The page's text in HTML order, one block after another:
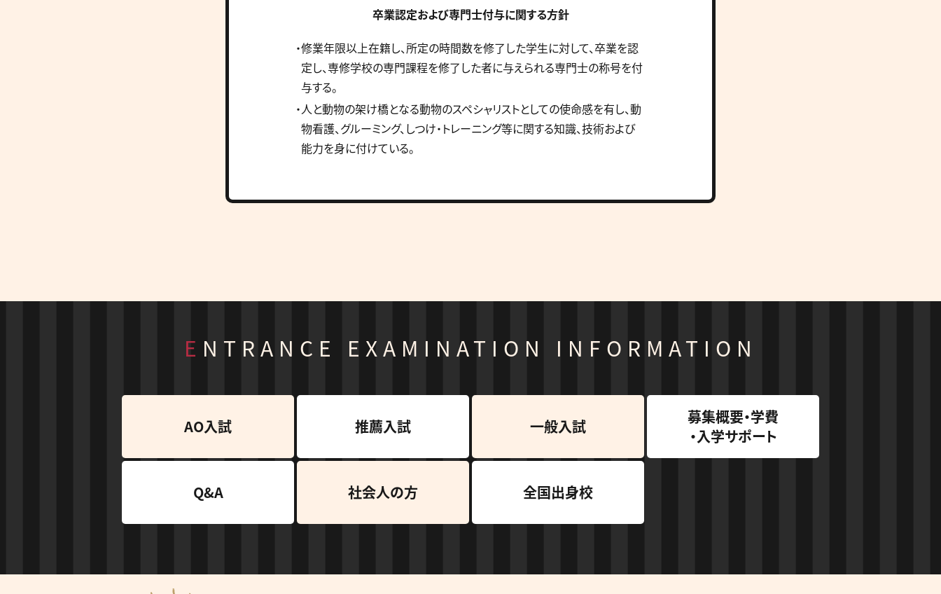
卒業認定および専門士付与に関する方針
・修業年限以上在籍し、所定の時間数を修了した学生に対して、卒業を認
定し、専修学校の専門課程を修了した者に与えられる専門士の称号を付
与する。
・人と動物の架け橋となる動物のスペシャリストとしての使命感を有し、動
物看護、グルーミング、しつけ・トレーニング等に関する知識、技術および
能力を身に付けている。
ENTRANCE EXAMINATION INFORMATION
AO入試 推薦入試 一般入試
募集概要・学費
・入学サポート
Q&A 社会人の方 全国出身校